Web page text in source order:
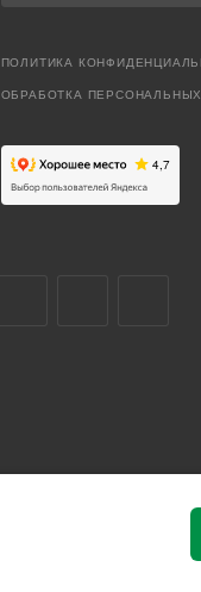
ПОЛИТИКА
ОБРАБОТКА
ситуации и не